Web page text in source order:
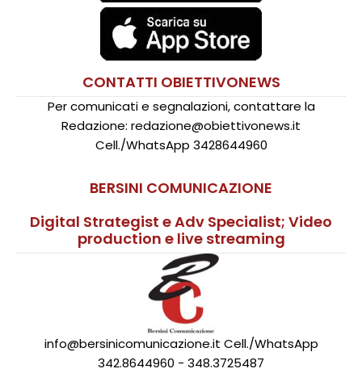
CONTATTI OBIETTIVONEWS
Per comunicati e segnalazioni, contattare la
Redazione: redazione@obiettivonews.it
Cell./WhatsApp 3428644960
BERSINI COMUNICAZIONE
Digital Strategist e Adv Specialist; Video
production e live streaming
info@bersinicomunicazione.it Cell./WhatsApp
342.8644960 - 348.3725487